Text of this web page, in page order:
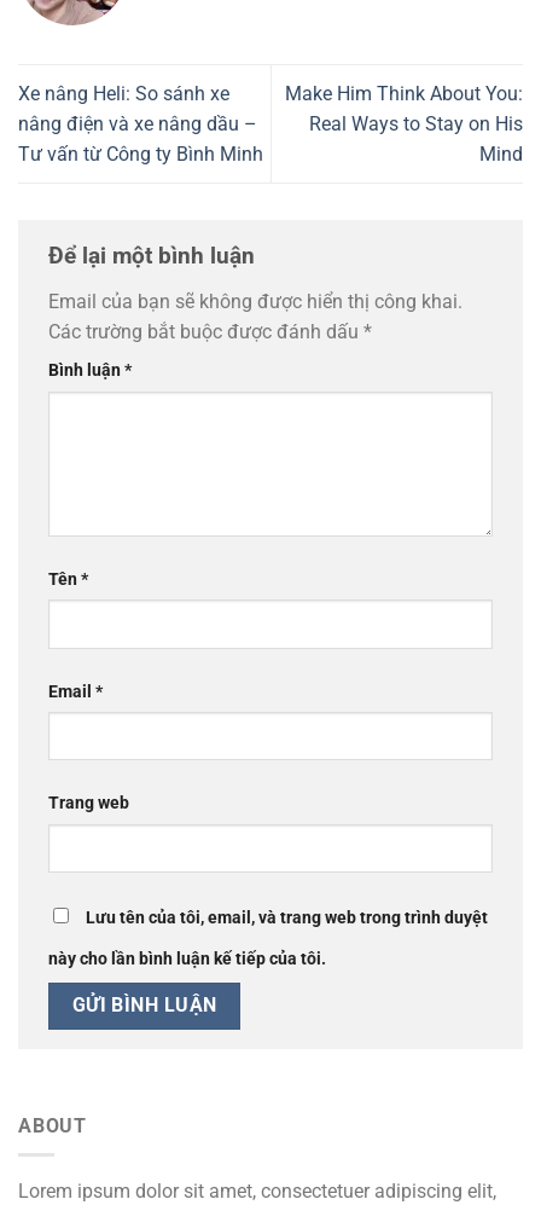
Xe nâng Heli: So sánh xe
nâng điện và xe nâng dầu –
Tư vấn từ Công ty Bình Minh
Make Him Think About You:
Real Ways to Stay on His
Mind
Để lại một bình luận
Email của bạn sẽ không được hiển thị công khai.
Các trường bắt buộc được đánh dấu *
Bình luận*
Tên*
Email *
Trang web
Lưu tên của tôi, email, và trang web trong trình duyệt
này cho lần bình luận kế tiếp của tôi.
ABOUT
Lorem ipsum dolor sit amet, consectetuer adipiscing elit,